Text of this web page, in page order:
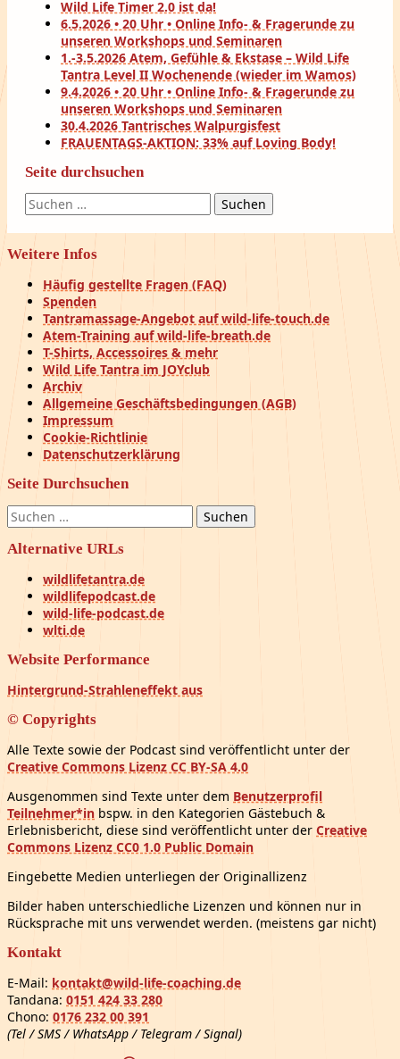
Wild Life Timer 2.0 ist da!
6.5.2026 • 20 Uhr • Online Info- & Fragerunde zu
unseren Workshops und Seminaren
1.-3.5.2026 Atem, Gefühle & Ekstase – Wild Life
Tantra Level II Wochenende (wieder im Wamos)
9.4.2026 • 20 Uhr • Online Info- & Fragerunde zu
unseren Workshops und Seminaren
30.4.2026 Tantrisches Walpurgisfest
FRAUENTAGS-AKTION: 33% auf Loving Body!
Seite durchsuchen
Suchen
nach:
Weitere Infos
Häufig gestellte Fragen (FAQ)
Spenden
Tantramassage-Angebot auf wild-life-touch.de
Atem-Training auf wild-life-breath.de
T-Shirts, Accessoires & mehr
Wild Life Tantra im JOYclub
Archiv
Allgemeine Geschäftsbedingungen (AGB)
Impressum
Cookie-Richtlinie
Datenschutzerklärung
Seite Durchsuchen
Suchen
nach:
Alternative URLs
wildlifetantra.de
wildlifepodcast.de
wild-life-podcast.de
wlti.de
Website Performance
Hintergrund-Strahleneffekt aus
© Copyrights
Alle Texte sowie der Podcast sind veröffentlicht unter der
Creative Commons Lizenz CC BY-SA 4.0
Ausgenommen sind Texte unter dem Benutzerprofil
Teilnehmer*in bspw. in den Kategorien Gästebuch &
Erlebnisbericht, diese sind veröffentlicht unter der Creative
Commons Lizenz CC0 1.0 Public Domain
Eingebette Medien unterliegen der Originallizenz
Bilder haben unterschiedliche Lizenzen und können nur in
Rücksprache mit uns verwendet werden. (meistens gar nicht)
Kontakt
E-Mail: kontakt@wild-life-coaching.de
Tandana: 0151 424 33 280
Chono: 0176 232 00 391
(Tel / SMS / WhatsApp / Telegram / Signal)